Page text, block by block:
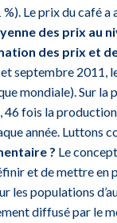
Le prix du café
des prix au
des prix et
septembre 2011,
mondiale). Sur la
46 fois la
année. Luttons
? Le
et de mettre
les populations
diffusé par le